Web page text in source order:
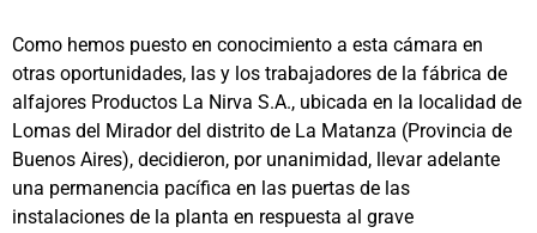
Como hemos puesto en conocimiento a esta cámara en
otras oportunidades, las y los trabajadores de la fábrica de
alfajores Productos La Nirva S.A., ubicada en la localidad de
Lomas del Mirador del distrito de La Matanza (Provincia de
Buenos Aires), decidieron, por unanimidad, llevar adelante
una permanencia pacífica en las puertas de las
instalaciones de la planta en respuesta al grave